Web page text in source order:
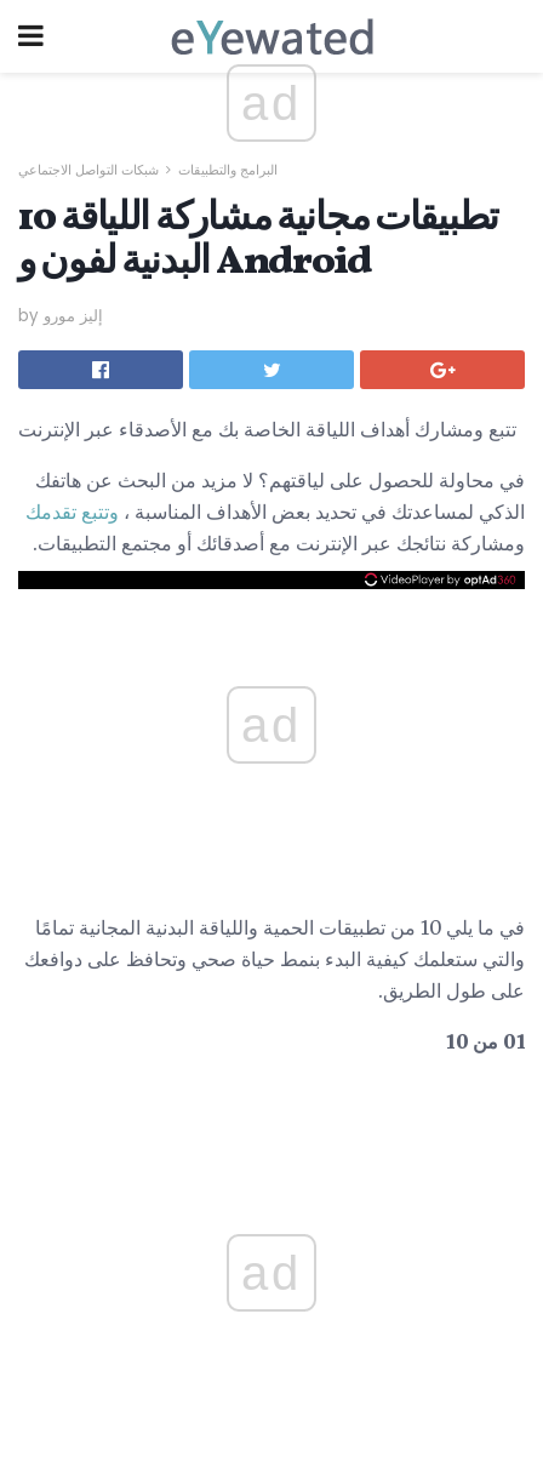
ad
البرامج والتطبيقات شبكات التواصل الاجتماعي
10 تطبيقات مجانية مشاركة اللياقة
البدنية لفون و Android
by إليز مورو
تتبع ومشارك أهداف اللياقة الخاصة بك مع الأصدقاء عبر الإنترنت
في محاولة للحصول على لياقتهم؟ لا مزيد من البحث عن هاتفك
الذكي لمساعدتك في تحديد بعض الأهداف المناسبة ، وتتبع تقدمك
ومشاركة نتائجك عبر الإنترنت مع أصدقائك أو مجتمع التطبيقات.
ad
في ما يلي 10 من تطبيقات الحمية واللياقة البدنية المجانية تمامًا
والتي ستعلمك كيفية البدء بنمط حياة صحي وتحافظ على دوافعك
على طول الطريق.
01 من 10
ad